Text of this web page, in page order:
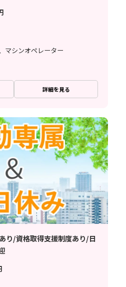
マシンオペレーター
詳細を見る
り/資格取得支援制度あり/日